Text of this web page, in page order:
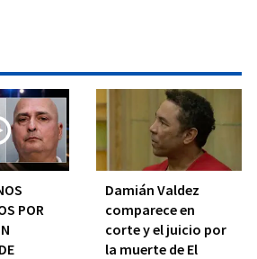
POR
Damián Valdez
comparece en
corte y el juicio por
la muerte de El